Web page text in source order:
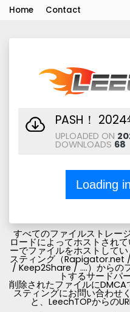
Home Contact
PASH！
UPLOADED ON
DOWNLOADS 68
Loading in
すべてのファイルストレー
ロードによってホストされ
ーでファイルをホストして
スティング（
/ Keep2Share / ....）からの
トするサードパ
削除されたファイルに
スティングにお問い合わせ
と、LeechTOPからの